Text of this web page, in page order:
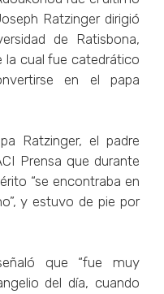
Ratzinger dirigió
de Ratisbona,
la cual fue catedrático
en el papa
Ratzinger, el padre
Prensa que durante
“se encontraba en
y estuvo de pie por
que “fue muy
del día, cuando